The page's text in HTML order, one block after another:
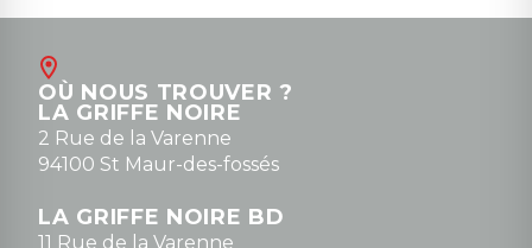
Août
contact@la-griffe-noire.com
0148836747
OÙ NOUS TROUVER ?
LA GRIFFE NOIRE
2 Rue de la Varenne
94100 St Maur-des-fossés
LA GRIFFE NOIRE BD
11 Rue de la Varenne